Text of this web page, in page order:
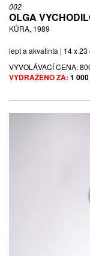
002
OLGA
KŮRA, 1989
lept a akvatinta | 14 x 23
VYVOLÁVACÍ CENA:
VYDRAŽENO ZA: 1